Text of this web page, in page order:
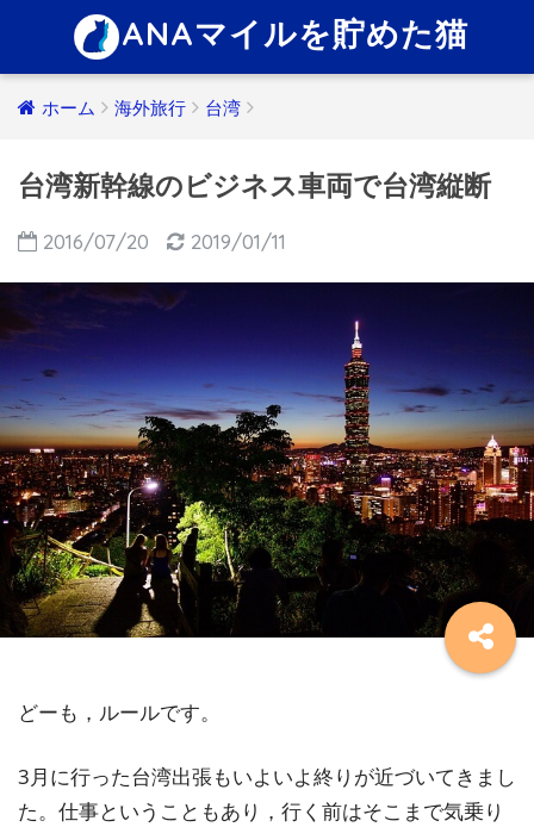
ANAマイルを貯めた猫
ホーム 海外旅行 台湾
台湾新幹線のビジネス車両で台湾縦断
2016/07/20 2019/01/11
どーも，ルールです。
3月に行った台湾出張もいよいよ終りが近づいてきまし
た。仕事ということもあり，行く前はそこまで気乗り